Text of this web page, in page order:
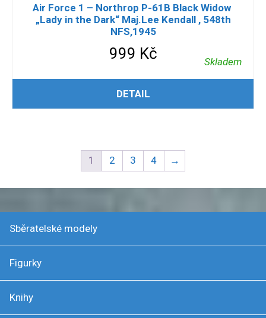
Air Force 1 – Northrop P-61B Black Widow
„Lady in the Dark“ Maj.Lee Kendall , 548th
NFS,1945
999 Kč Skladem
PŘIDAT DO KOŠÍKU
DETAIL
1 2 3 4 →
Sběratelské modely
Figurky
Knihy